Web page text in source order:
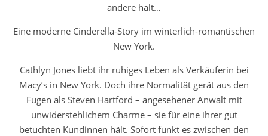
andere hält…
Eine moderne Cinderella-Story im winterlich-romantischen
New York.
Cathlyn Jones liebt ihr ruhiges Leben als Verkäuferin bei
Macy’s in New York. Doch ihre Normalität gerät aus den
Fugen als Steven Hartford – angesehener Anwalt mit
unwiderstehlichem Charme – sie für eine ihrer gut
betuchten Kundinnen hält. Sofort funkt es zwischen den